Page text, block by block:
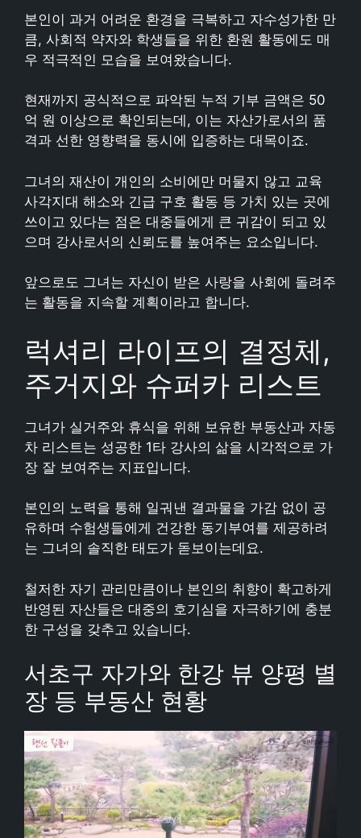
본인이 과거 어려운 환경을 극복하고 자수성가한 만
큼, 사회적 약자와 학생들을 위한 환원 활동에도 매
우 적극적인 모습을 보여왔습니다.
현재까지 공식적으로 파악된 누적 기부 금액은 50
억 원 이상으로 확인되는데, 이는 자산가로서의 품
격과 선한 영향력을 동시에 입증하는 대목이죠.
그녀의 재산이 개인의 소비에만 머물지 않고 교육
사각지대 해소와 긴급 구호 활동 등 가치 있는 곳에
쓰이고 있다는 점은 대중들에게 큰 귀감이 되고 있
으며 강사로서의 신뢰도를 높여주는 요소입니다.
앞으로도 그녀는 자신이 받은 사랑을 사회에 돌려주
는 활동을 지속할 계획이라고 합니다.
럭셔리 라이프의 결정체,
주거지와 슈퍼카 리스트
그녀가 실거주와 휴식을 위해 보유한 부동산과 자동
차 리스트는 성공한 1타 강사의 삶을 시각적으로 가
장 잘 보여주는 지표입니다.
본인의 노력을 통해 일궈낸 결과물을 가감 없이 공
유하며 수험생들에게 건강한 동기부여를 제공하려
는 그녀의 솔직한 태도가 돋보이는데요.
철저한 자기 관리만큼이나 본인의 취향이 확고하게
반영된 자산들은 대중의 호기심을 자극하기에 충분
한 구성을 갖추고 있습니다.
서초구 자가와 한강 뷰 양평 별
장 등 부동산 현황